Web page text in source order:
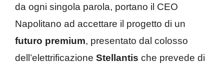
da ogni singola parola, portano il CEO
Napolitano ad accettare il progetto di un
futuro premium, presentato dal colosso
dell’elettrificazione Stellantis che prevede di